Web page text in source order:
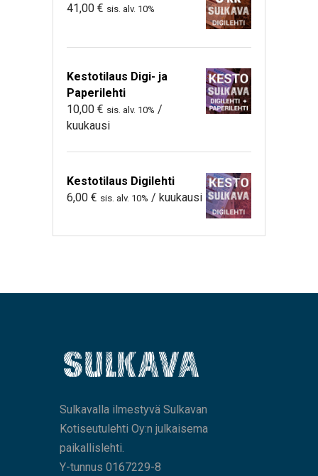
41,00 € sis. alv. 10%
Kestotilaus Digi- ja
Paperilehti
10,00 € sis. alv. 10% /
kuukausi
Kestotilaus Digilehti
6,00 € sis. alv. 10% / kuukausi
Sulkavalla ilmestyvä Sulkavan
Kotiseutulehti Oy:n julkaisema
paikallislehti.
Y-tunnus 0167229-8